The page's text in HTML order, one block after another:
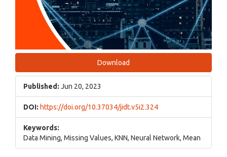
Download
Published: Jun 20, 2023
DOI: https://doi.org/10.37034/jidt.v5i2.324
Keywords:
Data Mining, Missing Values, KNN, Neural Network, Mean